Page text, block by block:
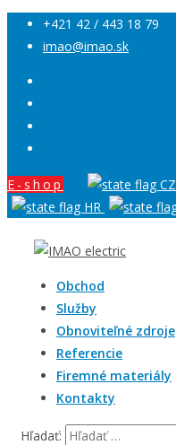
+421 42 / 443 18 79
imao@imao.sk
E-shop
Obchod
Služby
Obnoviteľné zdroje
Referencie
Firemné materiály
Kontakty
Hľadať: